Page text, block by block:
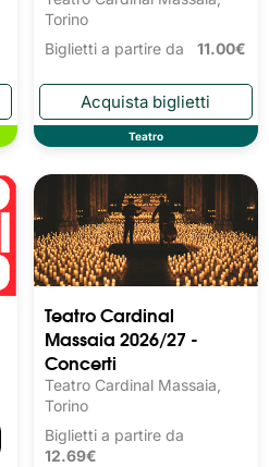
Torino
Biglietti a partire da 11.00€
Teatro
Teatro Cardinal
Massaia 2026/27 -
Concerti
Teatro Cardinal Massaia,
Torino
Biglietti a partire da
12.69€